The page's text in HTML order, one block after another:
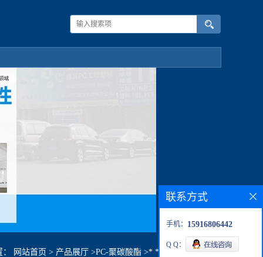
网站首页 > 产品展厅 >PC-聚碳酸酯 >* ** 3410原料价格
联系方式
手机： 15916806442
Q Q：